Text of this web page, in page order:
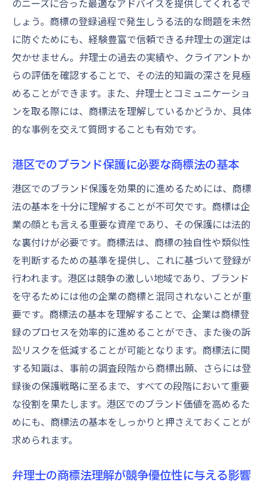
のニーズに合った最適なアドバイスを提供してくれるで
しょう。商標の登録過程で発生しうる法的な問題を未然
に防ぐためにも、経験豊富で信頼できる弁理士の選定は
欠かせません。弁理士の過去の実績や、クライアントか
らの評価を確認することで、その法的知識の深さを見極
めることができます。また、弁理士とコミュニケーショ
ンを取る際には、商標法を理解しているかどうか、具体
的な事例を交えて質問することも有効です。
港区でのブランド保護に必要な商標法の基本
港区でのブランド保護を効果的に進めるためには、商標
法の基本を十分に理解することが不可欠です。商標は企
業の顔とも言える重要な資産であり、その保護には法的
な裏付けが必要です。商標法は、商標の独自性や類似性
を判断するための基準を提供し、これに基づいて登録が
行われます。港区は競争の激しい地域であり、ブランド
を守るためには他の企業の商標と混同されないことが重
要です。商標法の基本を理解することで、企業は商標登
録のプロセスを効率的に進めることができ、また後の訴
訟リスクを低減することが可能となります。商標法に関
する知識は、事前の調査段階から商標出願、さらには登
録後の保護戦略に至るまで、すべての段階において重要
な役割を果たします。港区でのブランド価値を高めるた
めにも、商標法の基本をしっかりと押さえておくことが
求められます。
弁理士の商標法理解が競争優位性に与える影響